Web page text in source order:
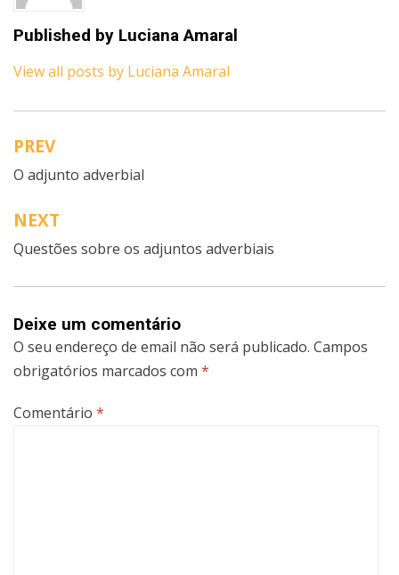
Published by Luciana Amaral
View all posts by Luciana Amaral
Navegação
de
artigos
PREV
O adjunto adverbial
NEXT
Questões sobre os adjuntos adverbiais
Deixe um comentário
O seu endereço de email não será publicado. Campos
obrigatórios marcados com *
Comentário *